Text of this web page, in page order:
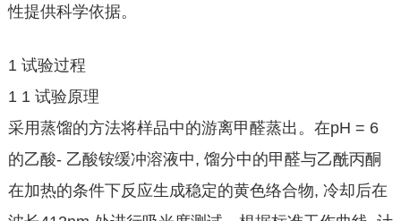
性提供科学依据。
1 试验过程
1 1 试验原理
采用蒸馏的方法将样品中的游离甲醛蒸出。在pH = 6
的乙酸- 乙酸铵缓冲溶液中, 馏分中的甲醛与乙酰丙酮
在加热的条件下反应生成稳定的黄色络合物, 冷却后在